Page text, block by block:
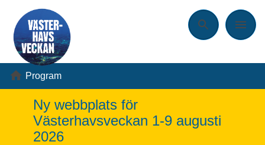
Program
Ny webbplats för
Västerhavsveckan 1-9 augusti
2026